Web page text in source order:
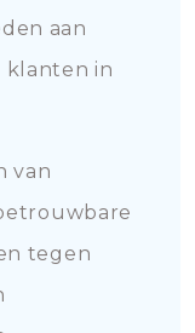
aan
klanten in
van
tegen